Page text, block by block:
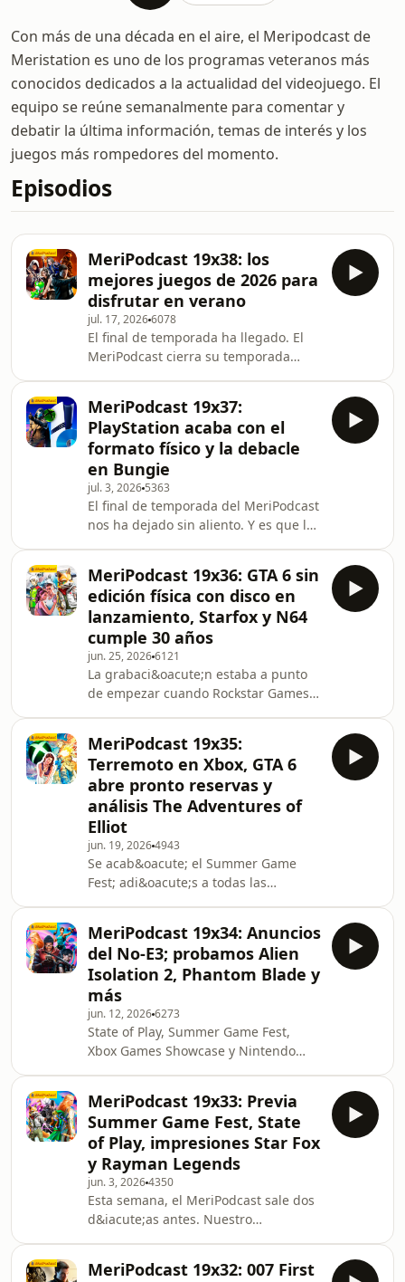
Con más de una década en el aire, el Meripodcast de
Meristation es uno de los programas veteranos más
conocidos dedicados a la actualidad del videojuego. El
equipo se reúne semanalmente para comentar y
debatir la última información, temas de interés y los
juegos más rompedores del momento.
Episodios
MeriPodcast 19x38: los
mejores juegos de 2026 para
disfrutar en verano
jul. 17, 20266078
El final de temporada ha llegado. El
MeriPodcast cierra su temporada
opini&oacute;n y debate sobre
videojuegos. Antes de decir
adi&oacute;s, hemos preparado un
especial muy fresquito para el verano.
Nos despedimos con lo que
m&aacute;s nos gusta: los
videojuegos. Ya hemos sobrepasado
el ecuador del a&ntilde;o, as&iacute;
que os contamos
MeriPodcast 19x37:
PlayStation acaba con el
formato físico y la debacle
en Bungie
jul. 3, 2026 5363
El final de temporada del MeriPodcast
nos ha dejado sin aliento. Y es que la
cuantas bombas de
destrucci&oacute;n masiva. Por
desgracia, las noticias no son
positivas: PlayStation ha anunciado
grandes despidos en Bungie, y Xbox
se prepara para una nueva oleada de
turbulencias en sus estudios. Sin
embargo, la noticia del a&ntil
MeriPodcast 19x36: GTA 6 sin
edición física con disco en
lanzamiento, Starfox y N64
cumple 30 años
jun. 25, 20266121
La grabaci&oacute;n estaba a punto
de empezar cuando Rockstar Games
tr&aacute;iler, pero s&iacute; detalles
sobre las ediciones y algo que no ha
gustado a nadie: que la
edici&oacute;n f&iacute;sica
llegar&aacute; sin disco, al menos de
lanzamiento (se ha filtrado que
saldr&aacute; en diciembre, aunque
todav&iacute;a no es oficial). Com
MeriPodcast 19x35:
Terremoto en Xbox, GTA 6
abre pronto reservas y
análisis The Adventures of
Elliot
jun. 19, 20264943
Se acab&oacute; el Summer Game
Fest; adi&oacute;s a todas las
momento, haremos un
par&eacute;ntesis, ya que la semana
que viene David Arroyo
regresar&aacute; para contarnos
m&aacute;s sobre los videojuegos
que prob&oacute;. Y es que en estos
&uacute;ltimos d&iacute;as ha habido
una noticia que destaca por encima
de todas: la d
MeriPodcast 19x34: Anuncios
del No-E3; probamos Alien
Isolation 2, Phantom Blade y
más
jun. 12, 20266273
State of Play, Summer Game Fest,
Xbox Games Showcase y Nintendo
&Aacute;ngeles para ofrecer toda la
cobertura del evento. Desde el
Convention Center, David Arroyo se
une al MeriPodcast de esta semana
para compartir con los oyentes y
espectadores las impresiones de
juegos como Alien Isolation 2,
Phantom Blade, Silent Hill Townhall y
mucho
MeriPodcast 19x33: Previa
Summer Game Fest, State
of Play, impresiones Star Fox
y Rayman Legends
jun. 3, 20264350
Esta semana, el MeriPodcast sale dos
d&iacute;as antes. Nuestro
asistir al Summer Game Fest,
MeriPodcast 19x32: 007 First